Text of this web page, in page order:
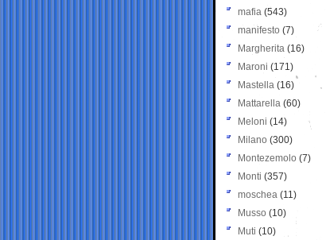
mafia (543)
manifesto (7)
Margherita (16)
Maroni (171)
Mastella (16)
Mattarella (60)
Meloni (14)
Milano (300)
Montezemolo (7)
Monti (357)
moschea (11)
Musso (10)
Muti (10)